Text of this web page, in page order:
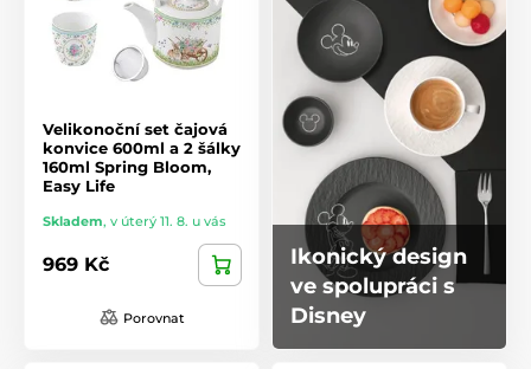
Velikonoční set čajová
konvice 600ml a 2 šálky
160ml Spring Bloom,
Easy Life
Skladem, v úterý 11. 8. u vás
969 Kč
Porovnat
Ikonický design
ve spolupráci s
Disney